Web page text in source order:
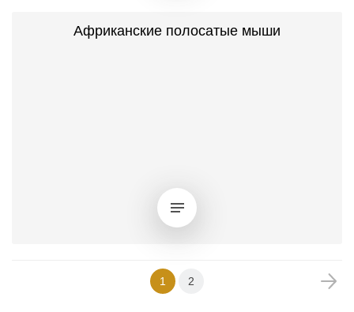
Африканские полосатые мыши
1 2